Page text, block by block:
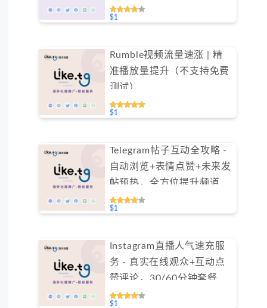
$1
Rumble视频流量速涨 | 精
准播放量提升（不支持免费
测试）
$1
Telegram帖子互动全攻略 -
自动浏览+表情点赞+未来发
帖预热，全方位提升频道活
跃度（不支持免费测试）
$1
Instagram直播人气速充服
务 - 真实在线观众+互动点
赞评论，30/60分钟套餐任
选（不支持免费测试）
$1